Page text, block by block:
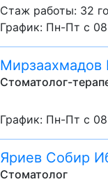
Стаж работы: 32
График: Пн-Пт с
Стоматолог-
График: Пн-Пт с
Яриев Собир
Стоматолог